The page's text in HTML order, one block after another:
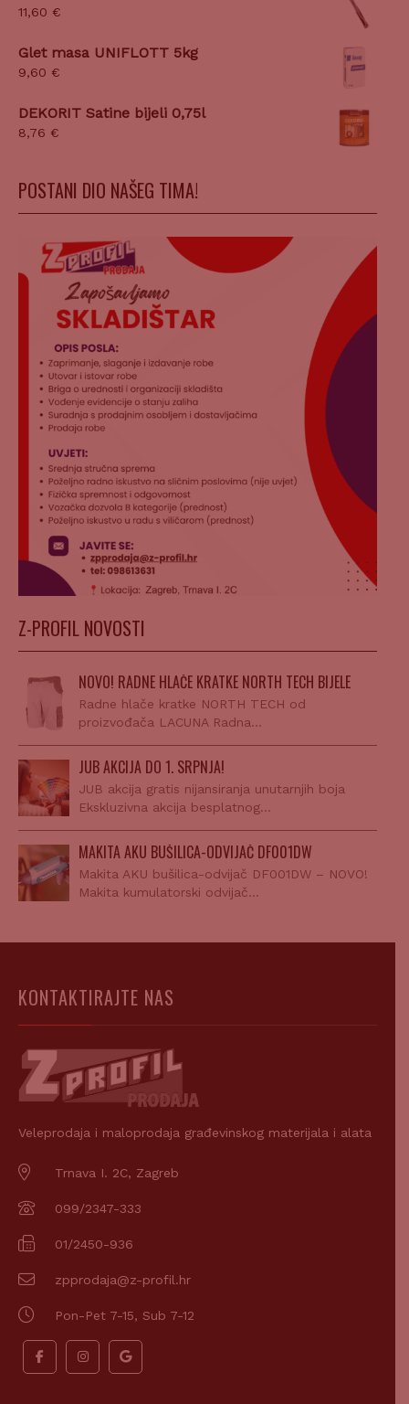
11,60 €
Glet masa UNIFLOTT 5kg
9,60 €
DEKORIT Satine bijeli 0,75l
8,76 €
POSTANI DIO NAŠEG TIMA!
Z-PROFIL NOVOSTI
NOVO! RADNE HLAČE KRATKE NORTH TECH BIJELE
Radne hlače kratke NORTH TECH od
proizvođača LACUNA Radna…
JUB AKCIJA DO 1. SRPNJA!
JUB akcija gratis nijansiranja unutarnjih boja
Ekskluzivna akcija besplatnog…
MAKITA AKU BUŠILICA-ODVIJAČ DF001DW
Makita AKU bušilica-odvijač DF001DW – NOVO!
Makita kumulatorski odvijač…
KONTAKTIRAJTE NAS
Veleprodaja i maloprodaja građevinskog materijala i alata
Trnava I. 2C, Zagreb
099/2347-333
01/2450-936
zpprodaja@z-profil.hr
Pon-Pet 7-15, Sub 7-12